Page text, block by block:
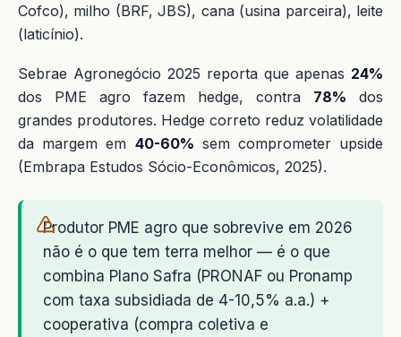
Cofco), milho (BRF, JBS), cana (usina parceira), leite
(laticínio).
Sebrae Agronegócio 2025 reporta que apenas 24%
dos PME agro fazem hedge, contra 78% dos
grandes produtores. Hedge correto reduz volatilidade
da margem em 40-60% sem comprometer upside
(Embrapa Estudos Sócio-Econômicos, 2025).
Produtor PME agro que sobrevive em 2026
não é o que tem terra melhor — é o que
combina Plano Safra (PRONAF ou Pronamp
com taxa subsidiada de 4-10,5% a.a.) +
cooperativa (compra coletiva e